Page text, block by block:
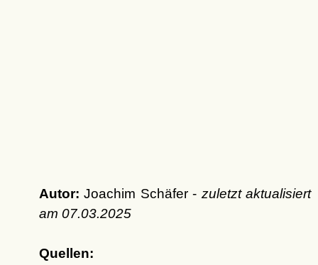
Autor: Joachim Schäfer - zuletzt aktualisiert
am 07.03.2025
Quellen: